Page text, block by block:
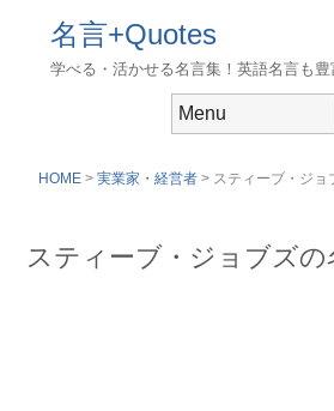
名言+Quotes
学べる・活かせる名言集！英語名言も豊
HOME > 実業家・経営者 > スティーブ・ジョ
スティーブ・ジョブズの